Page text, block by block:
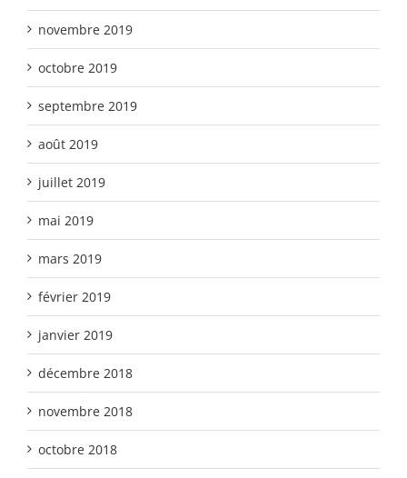
novembre 2019
octobre 2019
septembre 2019
août 2019
juillet 2019
mai 2019
mars 2019
février 2019
janvier 2019
décembre 2018
novembre 2018
octobre 2018